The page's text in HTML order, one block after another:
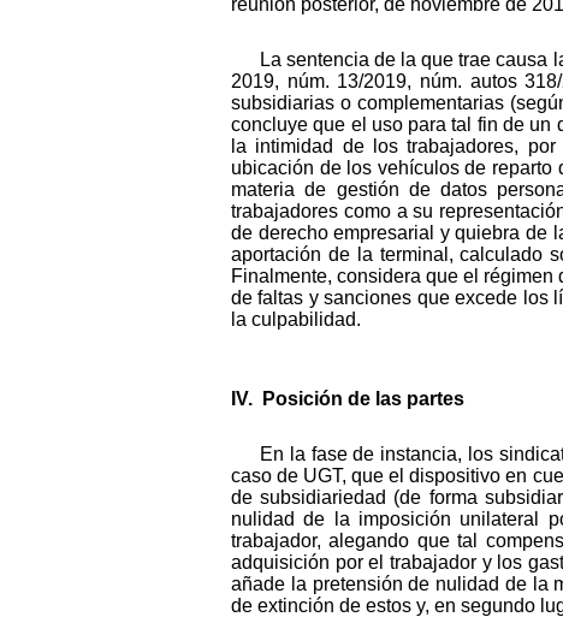
La sentencia de la que trae causa
2019, núm. 13/2019, núm. autos
subsidiarias o complementarias
concluye que el uso para tal fin de un
la intimidad de los trabajadores,
ubicación de los vehículos de reparto
materia de gestión de datos
trabajadores como a su
de derecho empresarial y quiebra de
aportación de la terminal, calculado
Finalmente, considera que el
de faltas y sanciones que excede los
la culpabilidad.
IV. Posición de las partes
En la fase de instancia, los
caso de UGT, que el dispositivo en
de subsidiariedad (de forma
nulidad de la imposición unilateral
trabajador, alegando que tal
adquisición por el trabajador y los
añade la pretensión de nulidad de la
de extinción de estos y, en segundo